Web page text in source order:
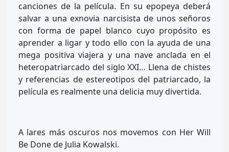
canciones de la película. En su epopeya deberá
salvar a una exnovia narcisista de unos señoros
con forma de papel blanco cuyo propósito es
aprender a ligar y todo ello con la ayuda de una
mega positiva viajera y una nave anclada en el
heteropatriarcado del siglo XXI… Llena de chistes
y referencias de estereotipos del patriarcado, la
película es realmente una delicia muy divertida.
A lares más oscuros nos movemos con Her Will
Be Done de Julia Kowalski.